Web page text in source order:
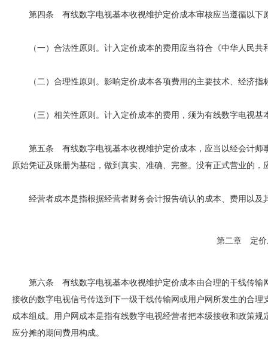
第四条 有线数字电视基本收视维护定价成本审核应当遵循以下
（一）合法性原则。计入定价成本的费用应当符合《中华人民共
（二）合理性原则。影响定价成本各项费用的主要技术、经济指
（三）相关性原则。计入定价成本的费用，须为有线数字电视基
第五条 有线数字电视基本收视维护定价成本，应当以经会计师
原始凭证及账册为基础，做到真实、准确、完整。没有正式营业的
经营者成本是指根据经营者财务会计报告确认的成本、费用以及
第二章 定价
第六条 有线数字电视基本收视维护定价成本由合理的干线传输
接收的数字电视信号传送到下一级干线传输网或用户网所发生的合
成本组成。用户网成本是指有线数字电视经营者把本级接收和政策
应分摊的期间费用构成。